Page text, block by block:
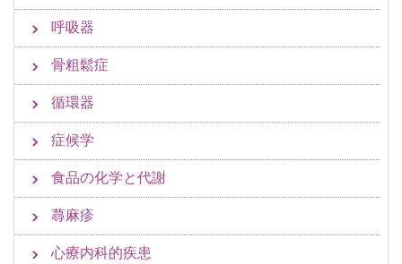
呼吸器
骨粗鬆症
循環器
症候学
食品の化学と代謝
蕁麻疹
心療内科的疾患